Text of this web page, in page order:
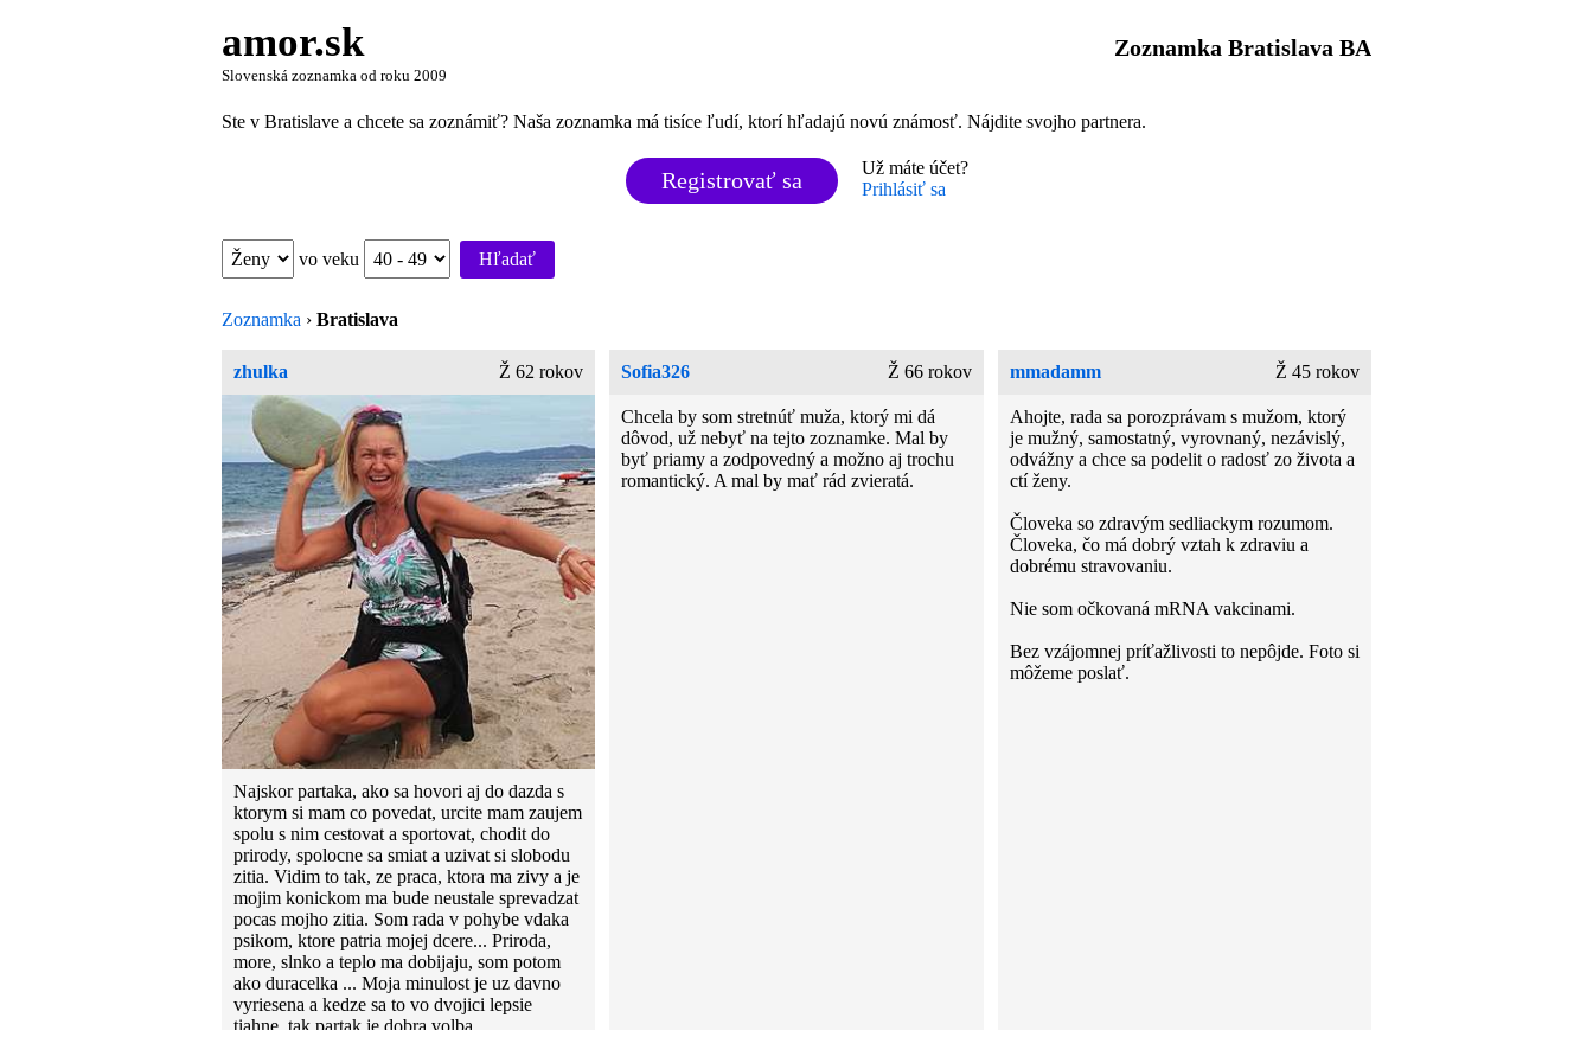
amor.sk
Slovenská zoznamka od roku 2009
Zoznamka Bratislava BA
Ste v Bratislave a chcete sa zoznámiť? Naša zoznamka má tisíce ľudí, ktorí hľadajú novú známosť. Nájdite svojho partnera.
Registrovať sa
Už máte účet?
Prihlásiť sa
vo veku Hľadať
Zoznamka › Bratislava
zhulka Ž 62 rokov
Najskor partaka, ako sa hovori aj do dazda s
ktorym si mam co povedat, urcite mam zaujem
spolu s nim cestovat a sportovat, chodit do
prirody, spolocne sa smiat a uzivat si slobodu
zitia. Vidim to tak, ze praca, ktora ma zivy a je
mojim konickom ma bude neustale sprevadzat
pocas mojho zitia. Som rada v pohybe vdaka
psikom, ktore patria mojej dcere... Priroda,
more, slnko a teplo ma dobijaju, som potom
ako duracelka ... Moja minulost je uz davno
vyriesena a kedze sa to vo dvojici lepsie
tiahne, tak partak je dobra volba
Sofia326 Ž 66 rokov
Chcela by som stretnúť muža, ktorý mi dá
dôvod, už nebyť na tejto zoznamke. Mal by
byť priamy a zodpovedný a možno aj trochu
romantický. A mal by mať rád zvieratá.
mmadamm Ž 45 rokov
Ahojte, rada sa porozprávam s mužom, ktorý
je mužný, samostatný, vyrovnaný, nezávislý,
odvážny a chce sa podelit o radosť zo života a
ctí ženy.
Človeka so zdravým sedliackym rozumom.
Človeka, čo má dobrý vztah k zdraviu a
dobrému stravovaniu.
Nie som očkovaná mRNA vakcinami.
Bez vzájomnej príťažlivosti to nepôjde. Foto si
môžeme poslať.